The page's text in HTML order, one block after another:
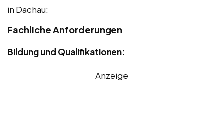
in Dachau:
Fachliche Anforderungen
Bildung und Qualifikationen:
Anzeige